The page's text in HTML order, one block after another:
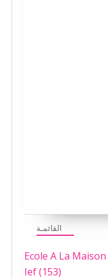
القائمـة
Ecole A La Maison
Ief(153)